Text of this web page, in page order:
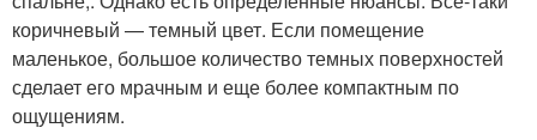
коричневый — темный цвет. Если помещение
маленькое, большое количество темных поверхностей
сделает его мрачным и еще более компактным по
ощущениям.